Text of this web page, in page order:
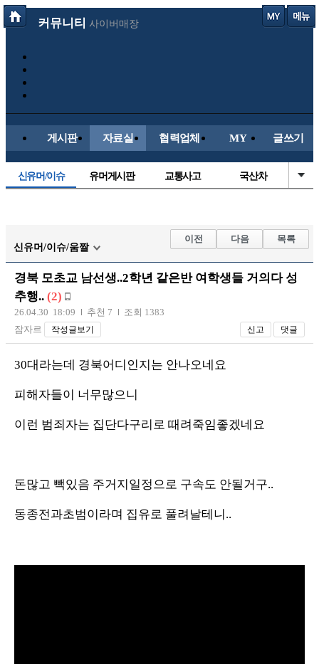
커뮤니티 사이버매장
게시판 자료실 협력업체 MY 글쓰기
신유머/이슈 유머게시판 교통사고 국산차
자유사진 군사/무기
트럭/버스 항공/해운/철도
장착시공사진
신유머/이슈/움짤
이전 다음 목록
경북 모초교 남선생..2학년 같은반 여학생들 거의다 성
추행.. (2)
26.04.30 18:09 추천 7
조회 1383
잠자르
작성글보기 신고 댓글
30대라는데 경북어디인지는 안나오네요
피해자들이 너무많으니
이런 범죄자는 집단다구리로 때려죽임좋겠네요
돈많고 빽있음 주거지일정으로 구속도 안될거구..
동종전과초범이라며 집유로 풀려날테니..